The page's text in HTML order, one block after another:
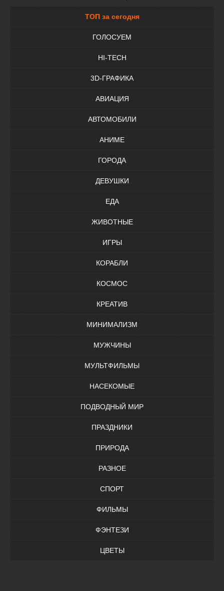
ТОП за сегодня
ГОЛОСУЕМ
HI-TECH
3D-ГРАФИКА
АВИАЦИЯ
АВТОМОБИЛИ
АНИМЕ
ГОРОДА
ДЕВУШКИ
ЕДА
ЖИВОТНЫЕ
ИГРЫ
КОРАБЛИ
КОСМОС
КРЕАТИВ
МИНИМАЛИЗМ
МУЖЧИНЫ
МУЛЬТФИЛЬМЫ
НАСЕКОМЫЕ
ПОДВОДНЫЙ МИР
ПРАЗДНИКИ
ПРИРОДА
РАЗНОЕ
СПОРТ
ФИЛЬМЫ
ФЭНТЕЗИ
ЦВЕТЫ